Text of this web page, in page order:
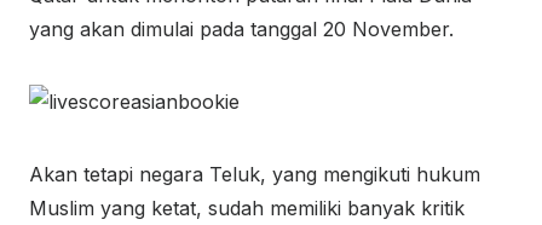
yang akan dimulai pada tanggal 20 November.
Akan tetapi negara Teluk, yang mengikuti hukum
Muslim yang ketat, sudah memiliki banyak kritik